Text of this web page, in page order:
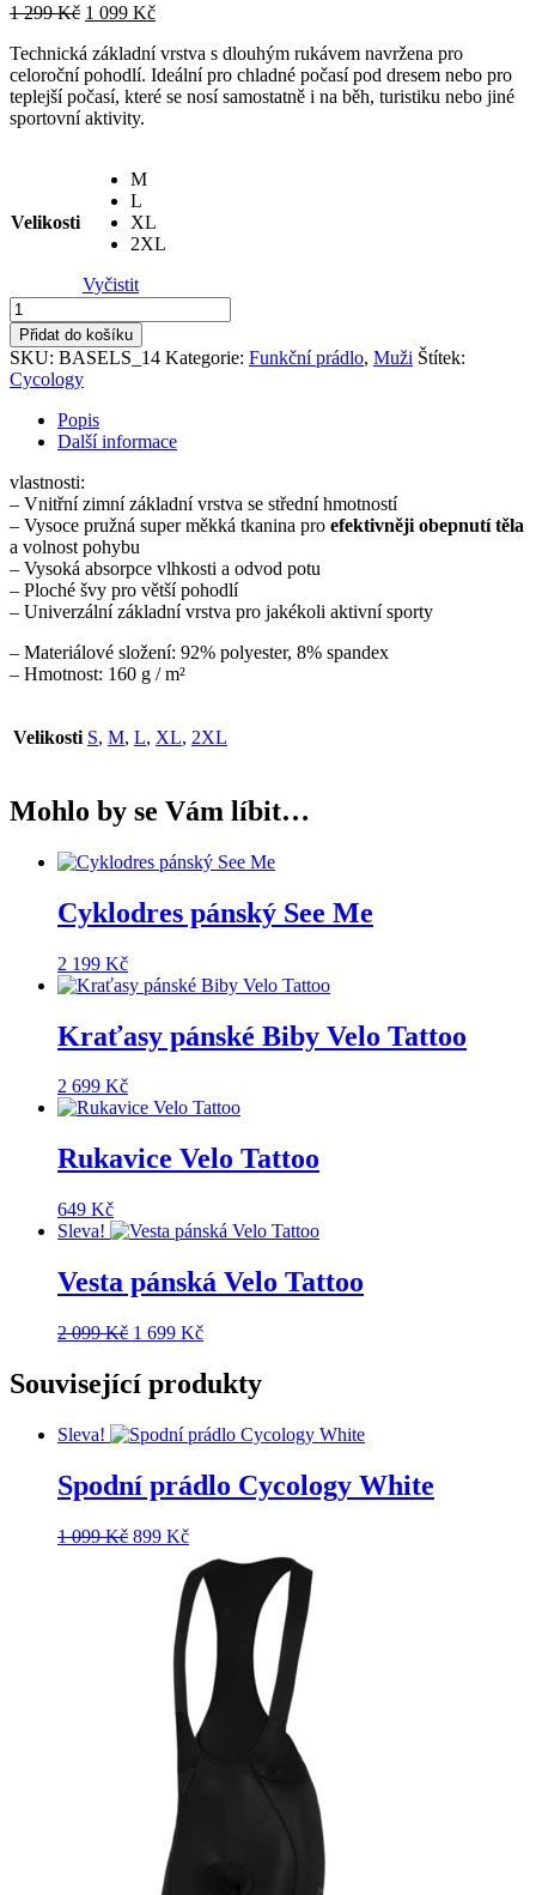
1 299Kč Původní
byla:
1
299 Kč.
1 099 KčAktuální
je:
1
099 Kč.
Technická základní vrstva s dlouhým rukávem navržena pro
celoroční pohodlí. Ideální pro chladné počasí pod dresem nebo pro
teplejší počasí, které se nosí samostatně i na běh, turistiku nebo jiné
sportovní aktivity.
Velikosti
M
L
XL
2XL
Vyčistit
Spodní
vrstva
pánská
Allez
Allez
dlouhý
rukáv
množství
Přidat do košíku
SKU: BASELS_14 Kategorie: Funkční prádlo, Muži Štítek:
Cycology
Popis
Další informace
vlastnosti:
– Vnitřní zimní základní vrstva se střední hmotností
– Vysoce pružná super měkká tkanina pro efektivněji obepnutí těla
a volnost pohybu
– Vysoká absorpce vlhkosti a odvod potu
– Ploché švy pro větší pohodlí
– Univerzální základní vrstva pro jakékoli aktivní sporty
– Materiálové složení: 92% polyester, 8% spandex
– Hmotnost: 160 g / m²
Velikosti S, M, L, XL, 2XL
Mohlo by se Vám líbit…
Cyklodres pánský See Me
2 199 Kč
Kraťasy pánské Biby Velo Tattoo
2 699 Kč
Rukavice Velo Tattoo
649 Kč
Sleva!
Vesta pánská Velo Tattoo
2 099Kč Původní
byla:
2
1 699 KčAktuální
je:
1
Související produkty
Sleva!
Spodní prádlo Cycology White
1 099Kč Původní
099 Kč.
899 KčAktuální
cena
je:
899 Kč.